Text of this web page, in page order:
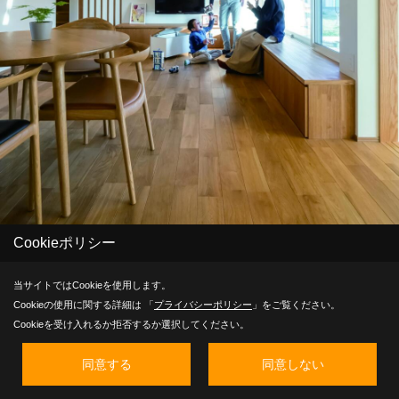
天然木天井と無垢ナラ材が包む大空間。ソファを置かない選択
で広がる、スキップフロアとエコな暮らし
Cookieポリシー
当サイトではCookieを使用します。
Cookieの使用に関する詳細は 「プライバシーポリシー 」をご覧ください。
Cookieを受け入れるか拒否するか選択してください。
同意する 同意しない